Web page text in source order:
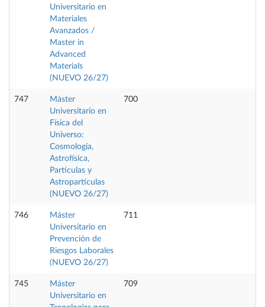
Universitario en
Materiales
Avanzados /
Master in
Advanced
Materials
(NUEVO 26/27)
747
Máster
Universitario en
Física del
Universo:
Cosmología,
Astrofísica,
Partículas y
Astropartículas
(NUEVO 26/27)
700
746
Máster
Universitario en
Prevención de
Riesgos Laborales
(NUEVO 26/27)
711
745
Máster
Universitario en
709